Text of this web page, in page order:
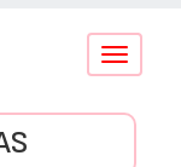
Conmutar